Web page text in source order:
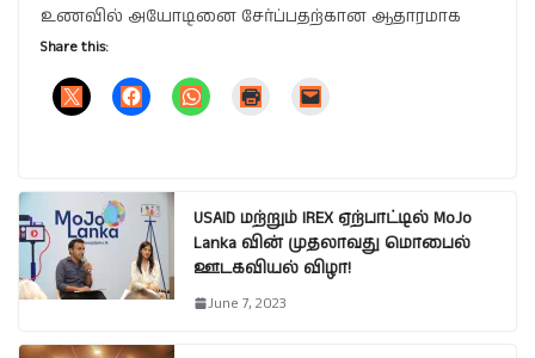
உணவில் அயோடினை சேர்ப்பதற்கான ஆதாரமாக
Share this:
USAID மற்றும் IREX ஏற்பாட்டில் MoJo
Lanka வின் முதலாவது மொபைல்
ஊடகவியல் விழா!
June 7, 2023